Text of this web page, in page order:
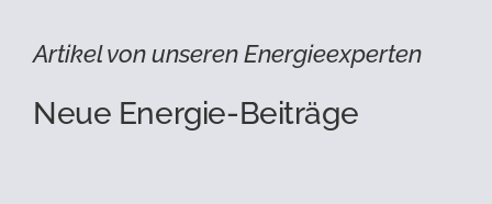
Artikel von unseren Energieexperten
Neue Energie-Beiträge